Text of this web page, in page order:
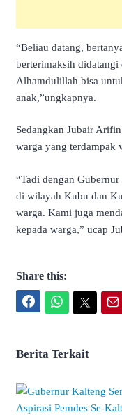
“Beliau datang,
berterimaksih didatangi
Alhamdulillah bisa
anak,”ungkapnya.
Sedangkan Jubair
warga yang terdampak
“Tadi dengan
di wilayah Kubu dan
warga. Kami juga
kepada warga,” ucap
Share this:
Berita Terkait